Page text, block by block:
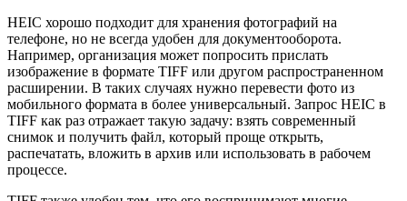
HEIC хорошо подходит для хранения фотографий на
телефоне, но не всегда удобен для документооборота.
Например, организация может попросить прислать
изображение в формате TIFF или другом распространенном
расширении. В таких случаях нужно перевести фото из
мобильного формата в более универсальный. Запрос HEIC в
TIFF как раз отражает такую задачу: взять современный
снимок и получить файл, который проще открыть,
распечатать, вложить в архив или использовать в рабочем
процессе.